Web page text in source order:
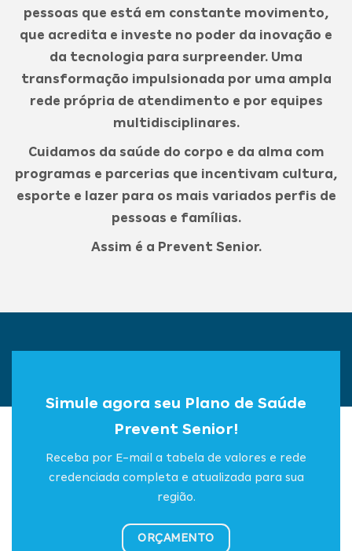
pessoas que está em constante movimento,
que acredita e investe no poder da inovação e
da tecnologia para surpreender. Uma
transformação impulsionada por uma ampla
rede própria de atendimento e por equipes
multidisciplinares.
Cuidamos da saúde do corpo e da alma com
programas e parcerias que incentivam cultura,
esporte e lazer para os mais variados perfis de
pessoas e famílias.
Assim é a Prevent Senior.
Simule agora seu Plano de Saúde
Prevent Senior!
Receba por E-mail a tabela de valores e rede
credenciada completa e atualizada para sua
região.
ORÇAMENTO